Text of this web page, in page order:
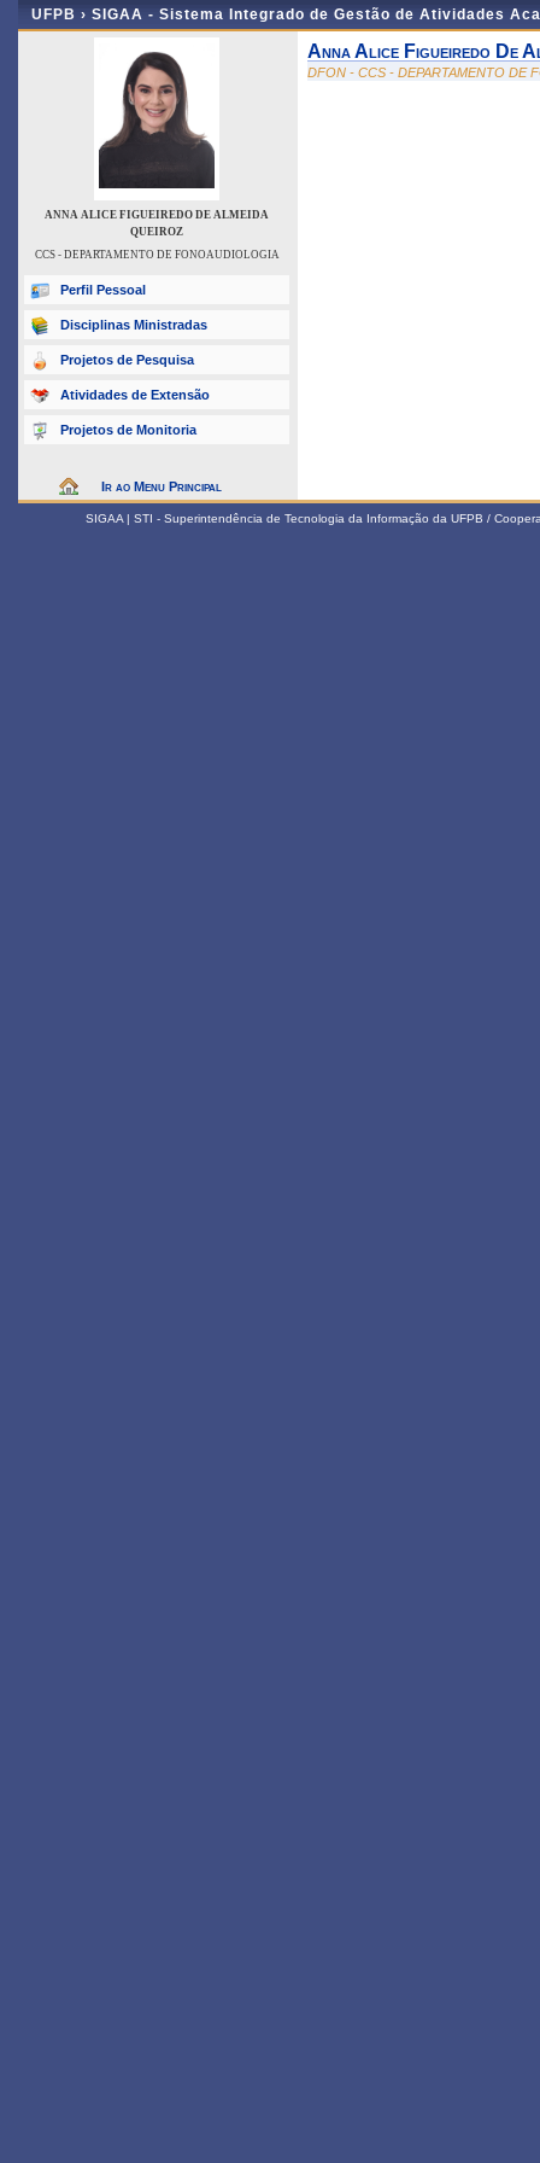
UFPB › SIGAA - Sistema Integrado de Gestão de Atividades
ANNA ALICE FIGUEIREDO DE ALMEIDA
QUEIROZ
CCS - DEPARTAMENTO DE FONOAUDIOLOGIA
Perfil Pessoal
Disciplinas Ministradas
Projetos de Pesquisa
Atividades de Extensão
Projetos de Monitoria
Ir ao Menu Principal
Anna Alice Figueiredo De
DFON - CCS - DEPARTAMENTO DE
SIGAA | STI - Superintendência de Tecnologia da Informação da UFPB /